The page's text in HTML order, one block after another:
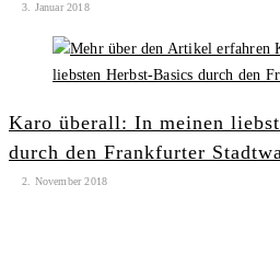
3. Januar 2018
Karo überall: In meinen
durch den Frankfurter
2. November 2018